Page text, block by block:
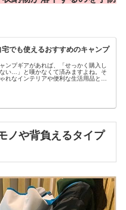
でも使えるおすすめのキャンプ
ンプギアがあれば、「せっかく購入し
い…」と嘆かなくて済みますよね。そ
れなインテリアや便利な生活用品とし
ノや背負えるタイプ